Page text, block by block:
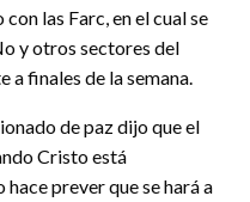
las Farc, en el cual se
y otros sectores del
a finales de la semana.
de paz dijo que el
Cristo está
prever que se hará a